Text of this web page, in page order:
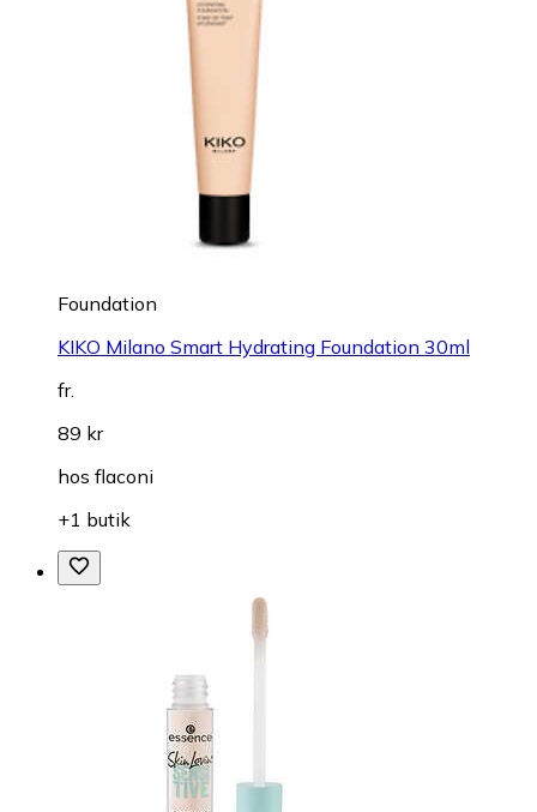
Foundation
KIKO Milano Smart Hydrating Foundation 30ml
fr.
89 kr
hos flaconi
+1 butik